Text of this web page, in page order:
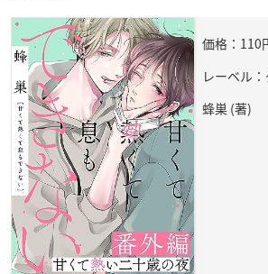
価格：110
レーベル
蜂巣 (著)